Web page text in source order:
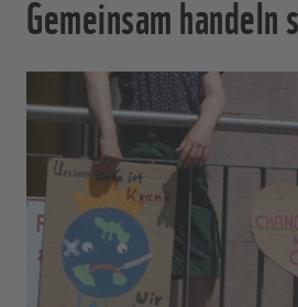
Gemeinsam